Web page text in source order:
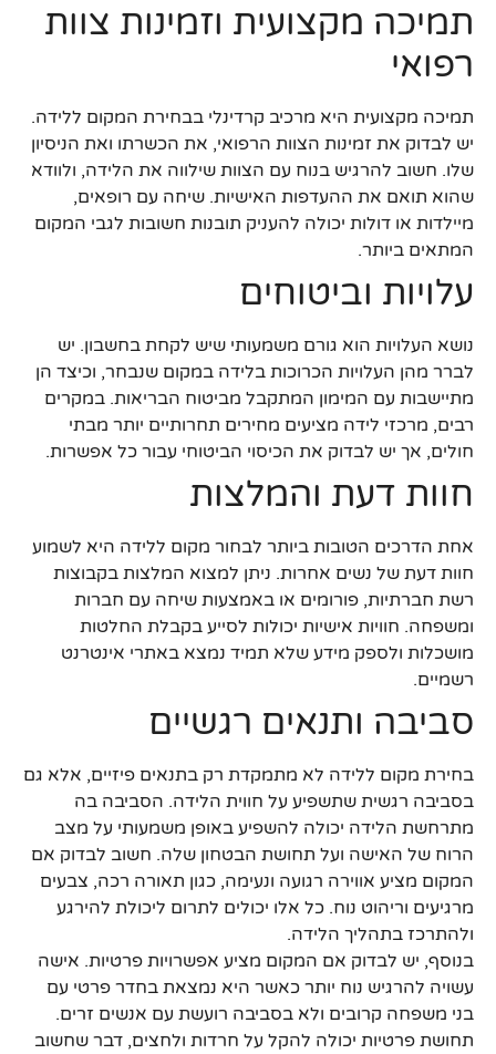
תמיכה מקצועית וזמינות צוות
רפואי
תמיכה מקצועית היא מרכיב קרדינלי בבחירת המקום ללידה.
יש לבדוק את זמינות הצוות הרפואי, את הכשרתו ואת הניסיון
שלו. חשוב להרגיש בנוח עם הצוות שילווה את הלידה, ולוודא
שהוא תואם את ההעדפות האישיות. שיחה עם רופאים,
מיילדות או דולות יכולה להעניק תובנות חשובות לגבי המקום
המתאים ביותר.
עלויות וביטוחים
נושא העלויות הוא גורם משמעותי שיש לקחת בחשבון. יש
לברר מהן העלויות הכרוכות בלידה במקום שנבחר, וכיצד הן
מתיישבות עם המימון המתקבל מביטוח הבריאות. במקרים
רבים, מרכזי לידה מציעים מחירים תחרותיים יותר מבתי
חולים, אך יש לבדוק את הכיסוי הביטוחי עבור כל אפשרות.
חוות דעת והמלצות
אחת הדרכים הטובות ביותר לבחור מקום ללידה היא לשמוע
חוות דעת של נשים אחרות. ניתן למצוא המלצות בקבוצות
רשת חברתיות, פורומים או באמצעות שיחה עם חברות
ומשפחה. חוויות אישיות יכולות לסייע בקבלת החלטות
מושכלות ולספק מידע שלא תמיד נמצא באתרי אינטרנט
רשמיים.
סביבה ותנאים רגשיים
בחירת מקום ללידה לא מתמקדת רק בתנאים פיזיים, אלא גם
בסביבה רגשית שתשפיע על חווית הלידה. הסביבה בה
מתרחשת הלידה יכולה להשפיע באופן משמעותי על מצב
הרוח של האישה ועל תחושת הבטחון שלה. חשוב לבדוק אם
המקום מציע אווירה רגועה ונעימה, כגון תאורה רכה, צבעים
מרגיעים וריהוט נוח. כל אלו יכולים לתרום ליכולת להירגע
ולהתרכז בתהליך הלידה.
בנוסף, יש לבדוק אם המקום מציע אפשרויות פרטיות. אישה
עשויה להרגיש נוח יותר כאשר היא נמצאת בחדר פרטי עם
בני משפחה קרובים ולא בסביבה רועשת עם אנשים זרים.
תחושת פרטיות יכולה להקל על חרדות ולחצים, דבר שחשוב